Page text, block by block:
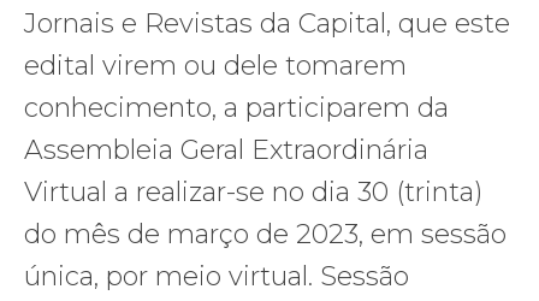
Jornais e Revistas da Capital, que este
edital virem ou dele tomarem
conhecimento, a participarem da
Assembleia Geral Extraordinária
Virtual a realizar-se no dia 30 (trinta)
do mês de março de 2023, em sessão
única, por meio virtual. Sessão